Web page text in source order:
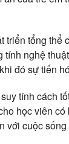
triển tổng
tính nghệ
đó sự tiến
tính cách
học viên
với cuộc